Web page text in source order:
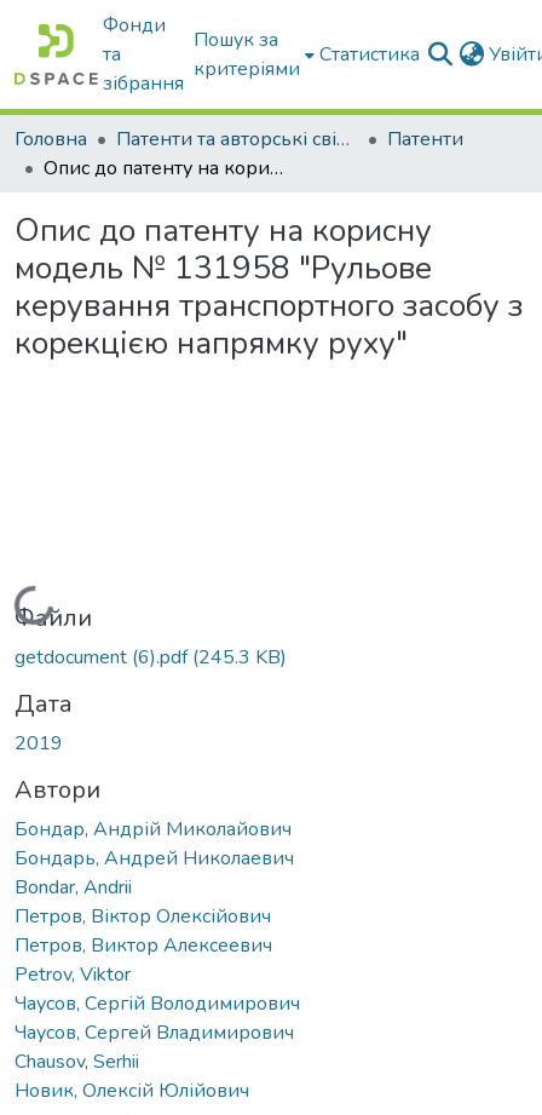
Фонди
та
зібрання
Пошук за
критеріями
Статистика
Головна Патенти та авторські свідоцтва
Патенти
Опис до патенту на корисну модель № 131958 "Рульове керування транспортного засобу з корекцією напрямку руху"
Опис до патенту на корисну
модель № 131958 "Рульове
керування транспортного засобу з
корекцією напрямку руху"
Вантажиться...
Файли
getdocument (6).pdf(245.3 KB)
Дата
2019
Автори
Бондар, Андрій Миколайович
Бондарь, Андрей Николаевич
Bondar, Andrii
Петров, Віктор Олексійович
Петров, Виктор Алексеевич
Petrov, Viktor
Чаусов, Сергій Володимирович
Чаусов, Сергей Владимирович
Chausov, Serhii
Новик, Олексій Юлійович